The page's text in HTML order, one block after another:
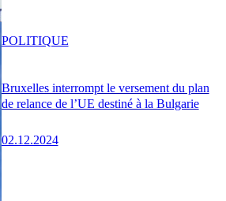
Bruxelles interrompt le versement du plan
de relance de l’UE destiné à la Bulgarie
02.12.2024
POLITIQUE